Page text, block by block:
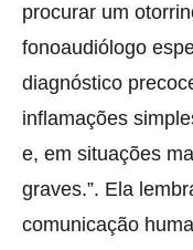
procurar um
fonoaudiólogo
diagnóstico
inflamações
e, em situações
graves.”. Ela
comunicação